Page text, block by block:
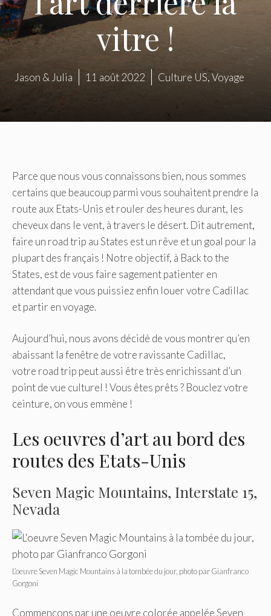
vitre !
Jason & Julia 11 août 2022 Culture US,Voyage
Parce que nous vous connaissons bien, nous sommes
certains que beaucoup parmi vous souhaitent prendre la
route aux Etats-Unis et rouler des heures durant, les
cheveux dans le vent, à travers le désert. Dit autrement,
faire un road trip au States est un rêve et un goal pour la
plupart des français ! Notre objectif, à Back to the
States, est de vous faire sagement patienter en
attendant que vous puissiez enfin louer votre Cadillac
et partir en voyage.
Aujourd’hui, nous avons décidé de vous montrer qu’en
abaissant la fenêtre de votre ravissante Cadillac,
votre road trip peut aussi être très enrichissant d’un
point de vue culturel ! Vous êtes prêts ? Bouclez votre
ceinture, on vous emmène !
Les oeuvres d’art au bord des
routes des Etats-Unis
Seven Magic Mountains, Interstate 15,
Nevada
L’oeuvre Seven Magic Mountains à la tombée du jour, photo par Gianfranco
Gorgoni
Commençons par une oeuvre colorée appelée Seven